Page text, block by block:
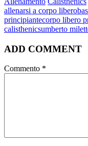
allenarsi a corpo libero
principiantecorpo libero
calisthenicsumberto
ADD COMMENT
Commento *